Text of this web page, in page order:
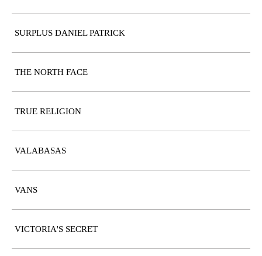
SURPLUS DANIEL PATRICK
THE NORTH FACE
TRUE RELIGION
VALABASAS
VANS
VICTORIA'S SECRET